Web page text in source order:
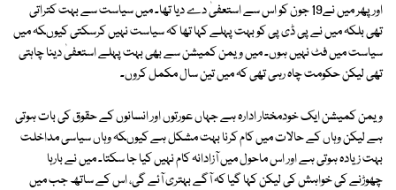
اور پھر میں نے19 جون کو اس سے استعفیٰ دے دیا تھا۔ میں سیاست سے بہت کتراتی
تھی بلکہ میں نے پی ڈی پی کو بہت پہلے کہا تھا کہ سیاست نہیں کرسکتی کیوںکہ میں
سیاست میں فٹ نہیں ہوں۔ میں ویمن کمیشن سے بھی بہت پہلے استعفیٰ دینا چاہتی
تھی لیکن حکومت چاہ رہی تھی کہ میں تین سال مکمل کروں۔
ویمن کمیشن ایک خودمختار ادارہ ہے جہاں عورتوں اور انسانوں کے حقوق کی بات ہوتی
ہے لیکن وہاں کے حالات میں کام کرنا بہت مشکل ہے کیوںکہ وہاں سیاسی مداخلت
بہت زیادہ ہوتی ہے اور اس ماحول میں آزادانہ کام نہیں کیا جا سکتا۔ میں نے بارہا
چھوڑنے کی خواہش کی لیکن کہا گیا کہ آگے بہتری آئے گی، اس کے ساتھ جب میں